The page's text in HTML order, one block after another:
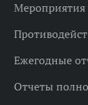
Мероприятия
Ежегодные
Отчеты